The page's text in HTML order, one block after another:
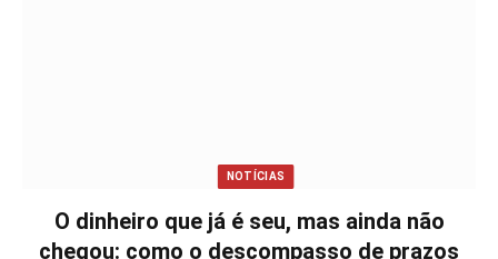
NOTÍCIAS
O dinheiro que já é seu, mas ainda não
chegou: como o descompasso de prazos